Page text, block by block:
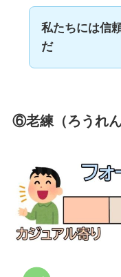
私たちには信
だ
⑥老練（ろうれ